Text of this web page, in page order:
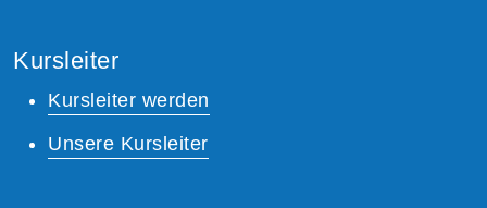
Kursleiter
Kursleiter werden
Unsere Kursleiter